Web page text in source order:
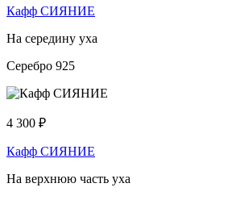
Кафф СИЯНИЕ
На середину уха
Серебро 925
4 300 ₽
Кафф СИЯНИЕ
На верхнюю часть уха